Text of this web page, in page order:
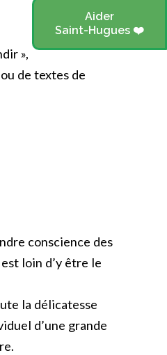
Aider
Saint-Hugues ❤️
»,
de textes de
conscience des
loin d’y être le
la délicatesse
d’une grande